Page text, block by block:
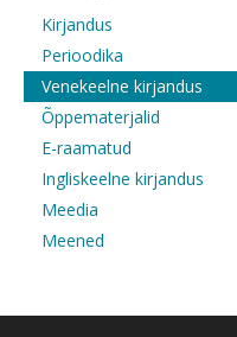
Kirjandus
Perioodika
Venekeelne kirjandus
Õppematerjalid
E-raamatud
Ingliskeelne kirjandus
Meedia
Meened